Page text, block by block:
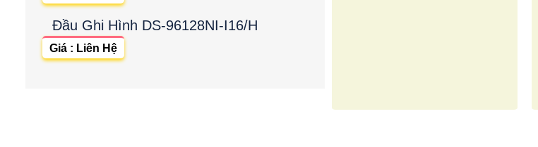
Đầu Ghi Hình DS-96128NI-I16/H
Giá : Liên Hệ